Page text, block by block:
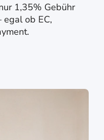
1,35% Gebühr
egal ob EC,